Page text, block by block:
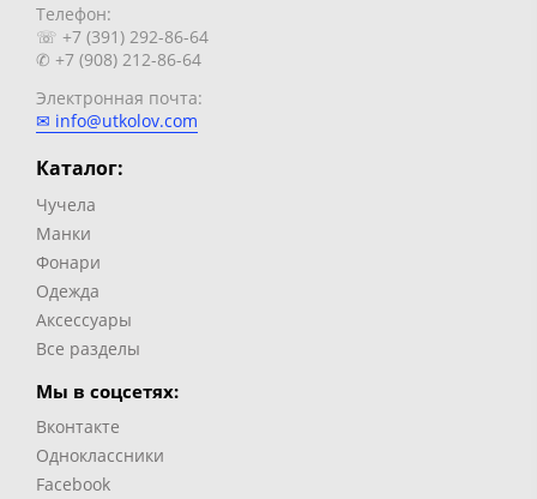
Телефон:
☏ +7 (391) 292-86-64
✆ +7 (908) 212-86-64
Электронная почта:
✉ info@utkolov.com
Каталог:
Чучела
Манки
Фонари
Одежда
Аксессуары
Все разделы
Мы в соцсетях:
Вконтакте
Одноклассники
Facebook